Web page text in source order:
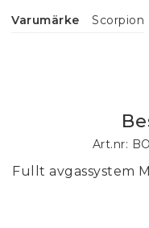
Varumärke
Scorpion
Art.nr:
Fullt avgassystem